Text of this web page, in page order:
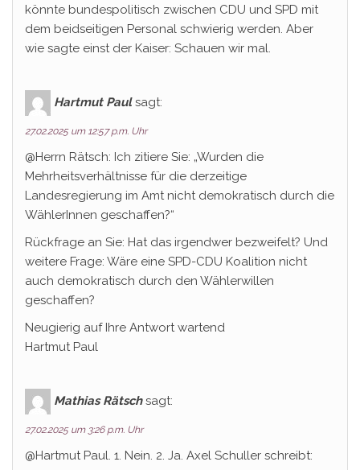
könnte bundespolitisch zwischen CDU und SPD mit
dem beidseitigen Personal schwierig werden. Aber
wie sagte einst der Kaiser: Schauen wir mal.
Hartmut Paul sagt:
27.02.2025 um 12:57 p.m. Uhr
@Herrn Rätsch: Ich zitiere Sie: „Wurden die
Mehrheitsverhältnisse für die derzeitige
Landesregierung im Amt nicht demokratisch durch die
WählerInnen geschaffen?“
Rückfrage an Sie: Hat das irgendwer bezweifelt? Und
weitere Frage: Wäre eine SPD-CDU Koalition nicht
auch demokratisch durch den Wählerwillen
geschaffen?
Neugierig auf Ihre Antwort wartend
Hartmut Paul
Mathias Rätsch sagt:
27.02.2025 um 3:26 p.m. Uhr
@Hartmut Paul. 1. Nein. 2. Ja. Axel Schuller schreibt: